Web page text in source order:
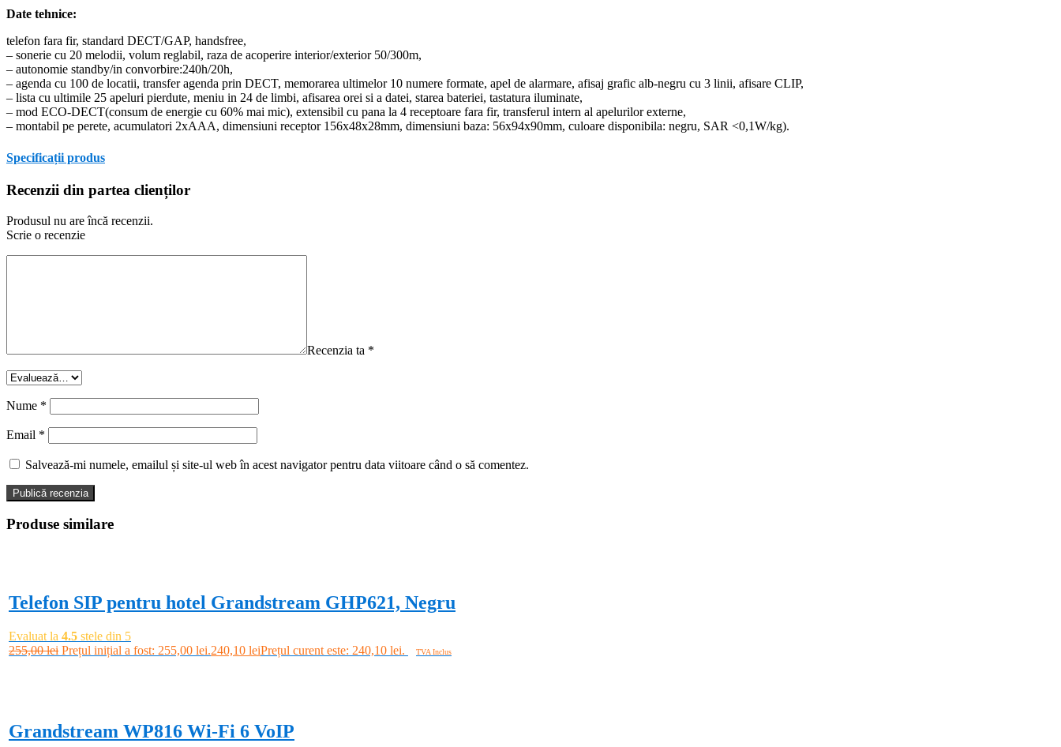
Date tehnice:
telefon fara fir, standard DECT/GAP, handsfree,
– sonerie cu 20 melodii, volum reglabil, raza de acoperire interior/exterior 50/300m,
– autonomie standby/in convorbire:240h/20h,
– agenda cu 100 de locatii, transfer agenda prin DECT, memorarea ultimelor 10 numere formate, apel de alarmare, afisaj grafic alb-negru cu 3 linii, afisare CLIP,
– lista cu ultimile 25 apeluri pierdute, meniu in 24 de limbi, afisarea orei si a datei, starea bateriei, tastatura iluminate,
– mod ECO-DECT(consum de energie cu 60% mai mic), extensibil cu pana la 4 receptoare fara fir, transferul intern al apelurilor externe,
– montabil pe perete, acumulatori 2xAAA, dimensiuni receptor 156x48x28mm, dimensiuni baza: 56x94x90mm, culoare disponibila: negru, SAR <0,1W/kg).
Specificații produs
Recenzii din partea clienților
Produsul nu are încă recenzii.
Scrie o recenzie
Recenzia ta *
Nume *
Email *
Salvează-mi numele, emailul și site-ul web în acest navigator pentru data viitoare când o să comentez.
Produse similare
Telefon SIP pentru hotel Grandstream GHP621, Negru
Evaluat la 4.5 stele din 5
255,00lei Prețul inițial a fost: 255,00 lei.240,10 leiPrețul curent este: 240,10 lei. TVA Inclus
Grandstream WP816 Wi-Fi 6 VoIP